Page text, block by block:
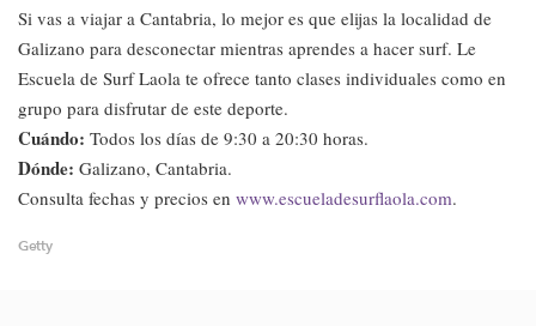
Si vas a viajar a Cantabria, lo mejor es que elijas la localidad de
Galizano para desconectar mientras aprendes a hacer surf. Le
Escuela de Surf Laola te ofrece tanto clases individuales como en
grupo para disfrutar de este deporte.
Cuándo: Todos los días de 9:30 a 20:30 horas.
Dónde: Galizano, Cantabria.
Consulta fechas y precios en www.escueladesurflaola.com.
Getty